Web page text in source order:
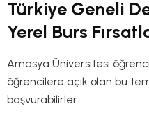
Türkiye Geneli
Yerel Burs
Amasya Üniversitesi
öğrencilere açık olan bu
başvurabilirler.